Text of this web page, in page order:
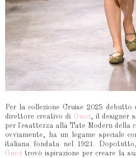
Per la collezione Cruise 2025 debutto
direttore creativo di Gucci, il designer
per l'esattezza alla Tate Modern della
ovviamente, ha un legame speciale
italiana fondata nel 1921.
Gucci trovò ispirazione per creare la